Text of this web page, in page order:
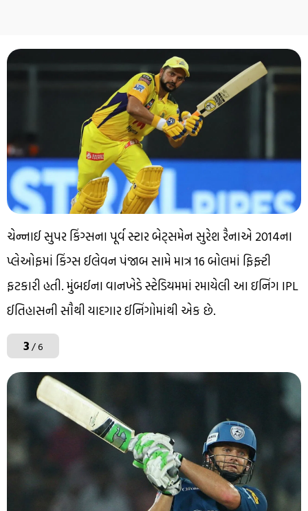
ચેન્નાઈ સુપર કિંગ્સના પૂર્વ સ્ટાર બેટ્સમેન સુરેશ રૈનાએ 2014ના
પ્લેઓફમાં કિંગ્સ ઈલેવન પંજાબ સામે માત્ર 16 બોલમાં ફિફ્ટી
ફટકારી હતી. મુંબઈના વાનખેડે સ્ટેડિયમમાં રમાયેલી આ ઇનિંગ IPL
ઈતિહાસની સૌથી યાદગાર ઈનિંગોમાંથી એક છે.
3/ 6